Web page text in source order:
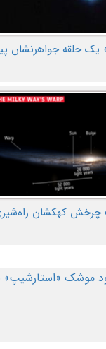
حلقه جواهرنشان
چرخش کهکشان
موشک «استارشیپ»